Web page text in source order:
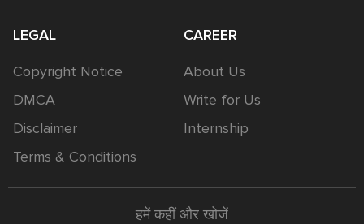
LEGAL
Copyright Notice
DMCA
Disclaimer
Terms & Conditions
CAREER
About Us
Write for Us
Internship
हमें कहीं और खोजें